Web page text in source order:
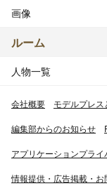
画像
ルーム
人物一覧
会社概要 モデルプレス
編集部からのお知らせ
アプリケーションプラ
情報提供・広告掲載・お